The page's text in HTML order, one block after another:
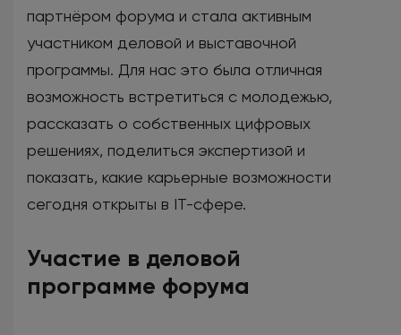
партнёром форума и стала активным
участником деловой и выставочной
программы. Для нас это была отличная
возможность встретиться с молодежью,
рассказать о собственных цифровых
решениях, поделиться экспертизой и
показать, какие карьерные возможности
сегодня открыты в IT-сфере.
Участие в деловой
программе форума